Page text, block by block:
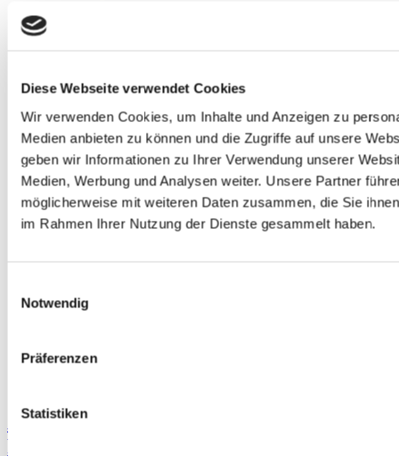
Diese Webseite verwendet Cookies
Wir verwenden Cookies, um Inhalte und Anzeigen zu
Medien anbieten zu können und die Zugriffe auf unsere
geben wir Informationen zu Ihrer Verwendung unserer
Medien, Werbung und Analysen weiter. Unsere Partner
möglicherweise mit weiteren Daten zusammen, die Sie
im Rahmen Ihrer Nutzung der Dienste gesammelt haben.
Notwendig
Präferenzen
Statistiken
Außergewöhnliche Unternehmungen für
Paare